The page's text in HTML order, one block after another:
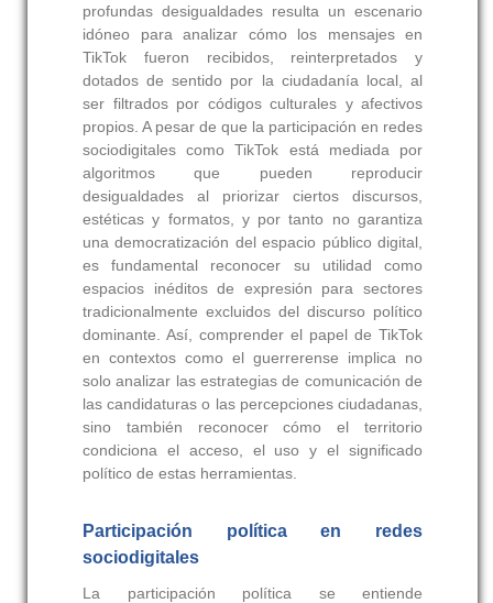
profundas desigualdades resulta un escenario
idóneo para analizar cómo los mensajes en
TikTok fueron recibidos, reinterpretados y
dotados de sentido por la ciudadanía local, al
ser filtrados por códigos culturales y afectivos
propios. A pesar de que la participación en redes
sociodigitales como TikTok está mediada por
algoritmos que pueden reproducir
desigualdades al priorizar ciertos discursos,
estéticas y formatos, y por tanto no garantiza
una democratización del espacio público digital,
es fundamental reconocer su utilidad como
espacios inéditos de expresión para sectores
tradicionalmente excluidos del discurso político
dominante. Así, comprender el papel de TikTok
en contextos como el guerrerense implica no
solo analizar las estrategias de comunicación de
las candidaturas o las percepciones ciudadanas,
sino también reconocer cómo el territorio
condiciona el acceso, el uso y el significado
político de estas herramientas.
Participación política en redes
sociodigitales
La participación política se entiende